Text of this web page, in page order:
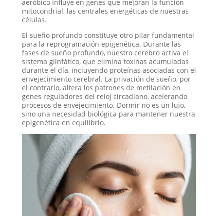
aeróbico influye en genes que mejoran la función
mitocondrial, las centrales energéticas de nuestras
células.
El sueño profundo constituye otro pilar fundamental
para la reprogramación epigenética. Durante las
fases de sueño profundo, nuestro cerebro activa el
sistema glinfático, que elimina toxinas acumuladas
durante el día, incluyendo proteínas asociadas con el
envejecimiento cerebral. La privación de sueño, por
el contrario, altera los patrones de metilación en
genes reguladores del reloj circadiano, acelerando
procesos de envejecimiento. Dormir no es un lujo,
sino una necesidad biológica para mantener nuestra
epigenética en equilibrio.